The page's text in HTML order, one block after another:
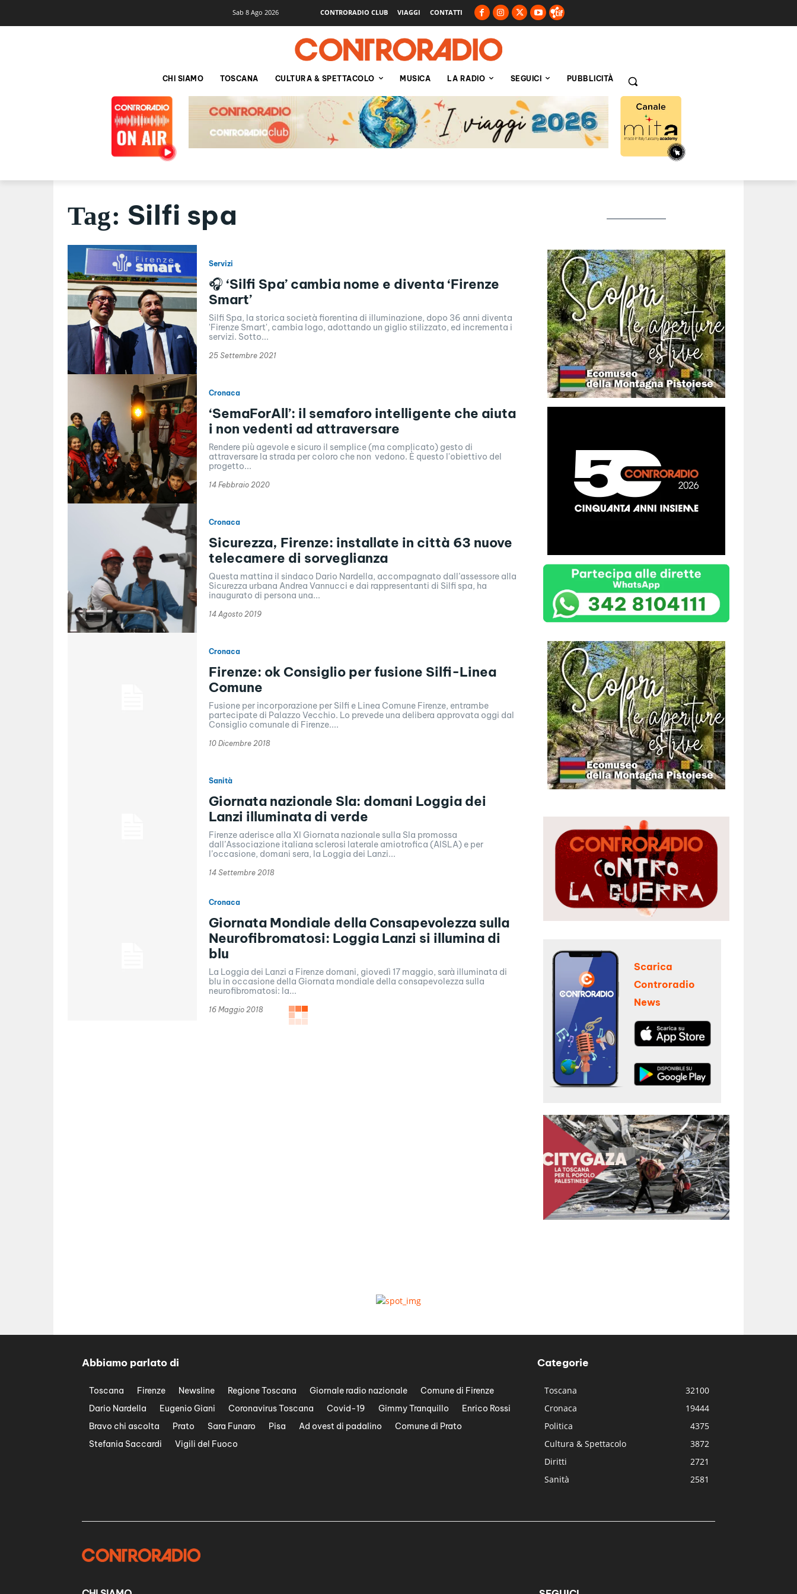
Sab 8 Ago 2026 CONTRORADIO CLUB VIAGGI CONTATTI
CHI SIAMO TOSCANA CULTURA & SPETTACOLO MUSICA LA RADIO SEGUICI PUBBLICITÀ
Tag: Silfi spa
Servizi
🎧 ‘Silfi Spa’ cambia nome e diventa ‘Firenze
Smart’
Silfi Spa, la storica società fiorentina di illuminazione, dopo 36 anni diventa
'Firenze Smart', cambia logo, adottando un giglio stilizzato, ed incrementa i
servizi. Sotto...
25 Settembre 2021
Cronaca
‘SemaForAll’: il semaforo intelligente che aiuta
i non vedenti ad attraversare
Rendere più agevole e sicuro il semplice (ma complicato) gesto di
attraversare la strada per coloro che non vedono. È questo l'obiettivo del
progetto...
14 Febbraio 2020
Cronaca
Sicurezza, Firenze: installate in città 63 nuove
telecamere di sorveglianza
Questa mattina il sindaco Dario Nardella, accompagnato dall’assessore alla
Sicurezza urbana Andrea Vannucci e dai rappresentanti di Silfi spa, ha
inaugurato di persona una...
14 Agosto 2019
Cronaca
Firenze: ok Consiglio per fusione Silfi-Linea
Comune
Fusione per incorporazione per Silfi e Linea Comune Firenze, entrambe
partecipate di Palazzo Vecchio. Lo prevede una delibera approvata oggi dal
Consiglio comunale di Firenze....
10 Dicembre 2018
Sanità
Giornata nazionale Sla: domani Loggia dei
Lanzi illuminata di verde
Firenze aderisce alla XI Giornata nazionale sulla Sla promossa
dall’Associazione italiana sclerosi laterale amiotrofica (AISLA) e per
l’occasione, domani sera, la Loggia dei Lanzi...
14 Settembre 2018
Cronaca
Giornata Mondiale della Consapevolezza sulla
Neurofibromatosi: Loggia Lanzi si illumina di
blu
La Loggia dei Lanzi a Firenze domani, giovedì 17 maggio, sarà illuminata di
blu in occasione della Giornata mondiale della consapevolezza sulla
neurofibromatosi: la...
16 Maggio 2018
Scarica
Controradio
News
Abbiamo parlato di
Toscana Firenze Newsline Regione Toscana Giornale radio nazionale
Comune di Firenze
Dario Nardella
Eugenio Giani Coronavirus Toscana Covid-19 Gimmy Tranquillo
Enrico Rossi
Bravo chi ascolta
Prato Sara Funaro Pisa Ad ovest di padalino
Comune di Prato
Stefania Saccardi
Vigili del Fuoco
Categorie
Toscana
32100
Cronaca
19444
Politica
4375
Cultura & Spettacolo
3872
Diritti
2721
Sanità
2581